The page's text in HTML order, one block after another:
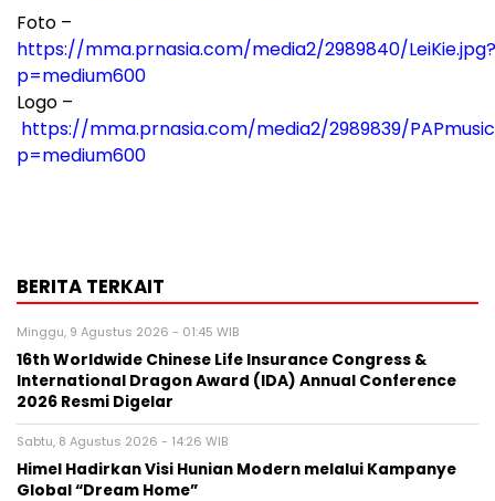
Foto –
https://mma.prnasia.com/media2/2989840/LeiKie.jpg?
p=medium600
Logo –
https://mma.prnasia.com/media2/2989839/
p=medium600
BERITA TERKAIT
Minggu, 9 Agustus 2026 - 01:45 WIB
16th Worldwide Chinese Life Insurance Congress &
International Dragon Award (IDA) Annual Conference
2026 Resmi Digelar
Sabtu, 8 Agustus 2026 - 14:26 WIB
Himel Hadirkan Visi Hunian Modern melalui Kampanye
Global “Dream Home”